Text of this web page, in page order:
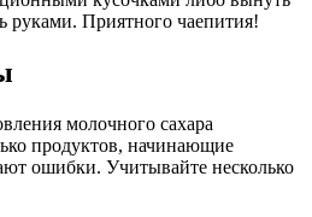
руками. Приятного чаепития!
молочного сахара
продуктов, начинающие
ошибки. Учитывайте несколько